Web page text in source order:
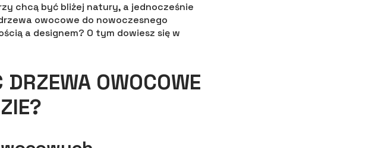
chcą być bliżej natury, a jednocześnie
owocowe do nowoczesnego
a designem? O tym dowiesz się w
OWOCOWE